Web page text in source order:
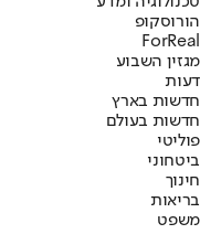
הורוסקופ
ForReal
מגזין השבוע
דעות
חדשות בארץ
חדשות בעולם
פוליטי
ביטחוני
חינוך
בריאות
משפט